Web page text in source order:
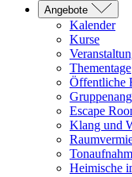
Angebote
Kalender
Kurse
Thementage
Öffentliche
Escape
Klang und
Heimische